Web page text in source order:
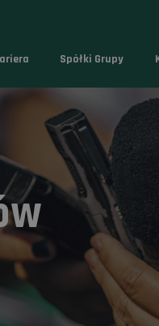
Spółki Grupy